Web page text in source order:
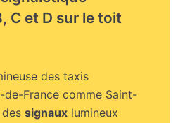
C et D sur le toit
des taxis
France comme Saint-
dessignaux lumineux